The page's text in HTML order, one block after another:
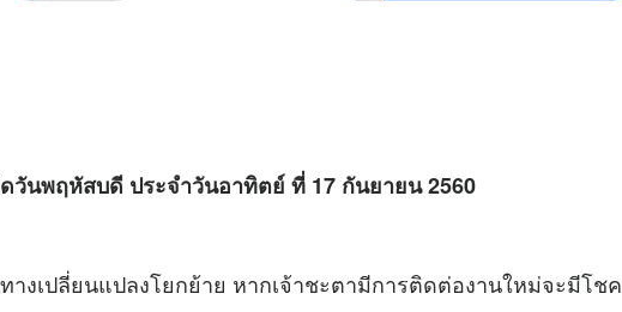
วันพฤหัสบดี ประจำวันอาทิตย์ ที่ 17 กันยายน 2560
งเปลี่ยนแปลงโยกย้าย หากเจ้าชะตามีการติดต่องานใหม่จะมีโชค